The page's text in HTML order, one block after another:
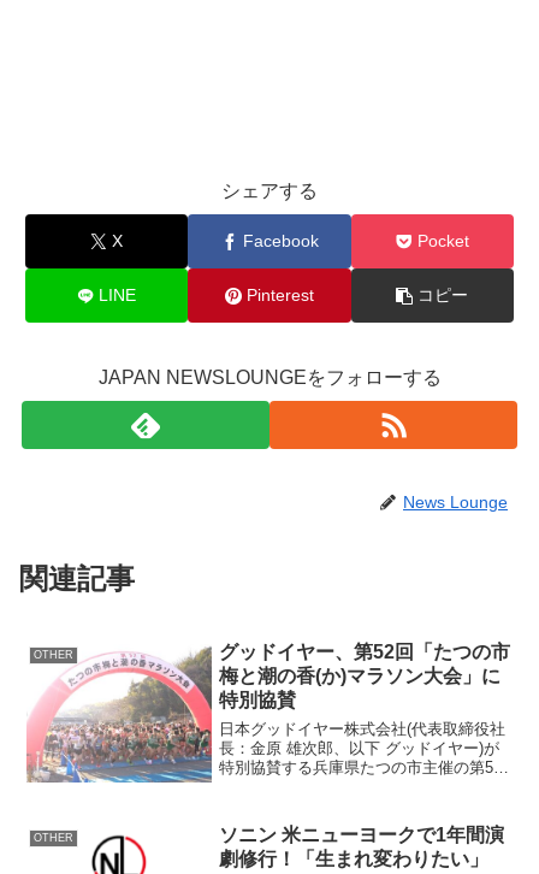
シェアする
X Facebook Pocket
LINE Pinterest コピー
JAPAN NEWSLOUNGEをフォローする
News Lounge
関連記事
OTHER
グッドイヤー、第52回「たつの市
梅と潮の香(か)マラソン大会」に
特別協賛
日本グッドイヤー株式会社(代表取締役社
長：金原 雄次郎、以下 グッドイヤー)が
特別協賛する兵庫県たつの市主催の第52
た。グッドイヤーは2017年の第45回大
会...
OTHER
ソニン 米ニューヨークで1年間演
劇修行！「生まれ変わりたい」